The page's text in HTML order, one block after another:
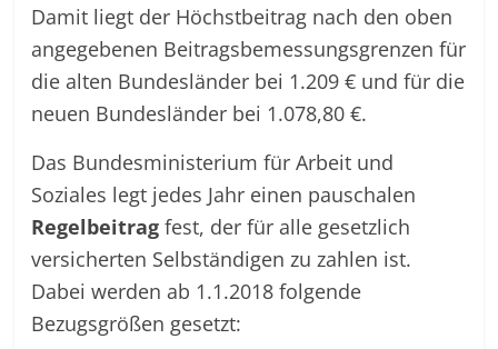
Damit liegt der Höchstbeitrag nach den oben
angegebenen Beitragsbemessungsgrenzen für
die alten Bundesländer bei 1.209 € und für die
neuen Bundesländer bei 1.078,80 €.
Das Bundesministerium für Arbeit und
Soziales legt jedes Jahr einen pauschalen
Regelbeitragfest, der für alle gesetzlich
versicherten Selbständigen zu zahlen ist.
Dabei werden ab 1.1.2018 folgende
Bezugsgrößen gesetzt: